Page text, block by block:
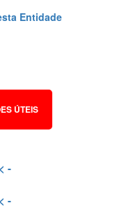
Entidade
ÚTEIS
-
-